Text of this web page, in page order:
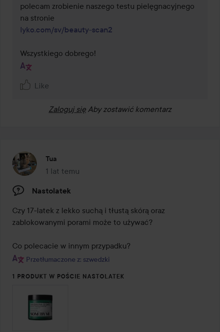
polecam zrobienie naszego testu pielęgnacyjnego
lyko.com/sv/beauty-scan2
Wszystkiego dobrego!
Like
Zaloguj się Aby zostawić komentarz
Tua
1 lat temu
Post został utworzony 1 lat temu
Nastolatek
Czy 17-latek z lekko suchą i tłustą skórą oraz
zablokowanymi porami może to używać?
Co polecacie w innym przypadku?
Przetłumaczone z: szwedzki
1 PRODUKT W POŚCIE NASTOLATEK